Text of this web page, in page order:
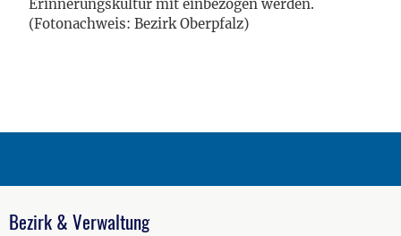
Erinnerungskultur mit einbezogen werden.
(Fotonachweis: Bezirk Oberpfalz)
Bezirk & Verwaltung